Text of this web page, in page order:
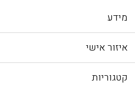
מידע
איזור אישי
קטגוריות